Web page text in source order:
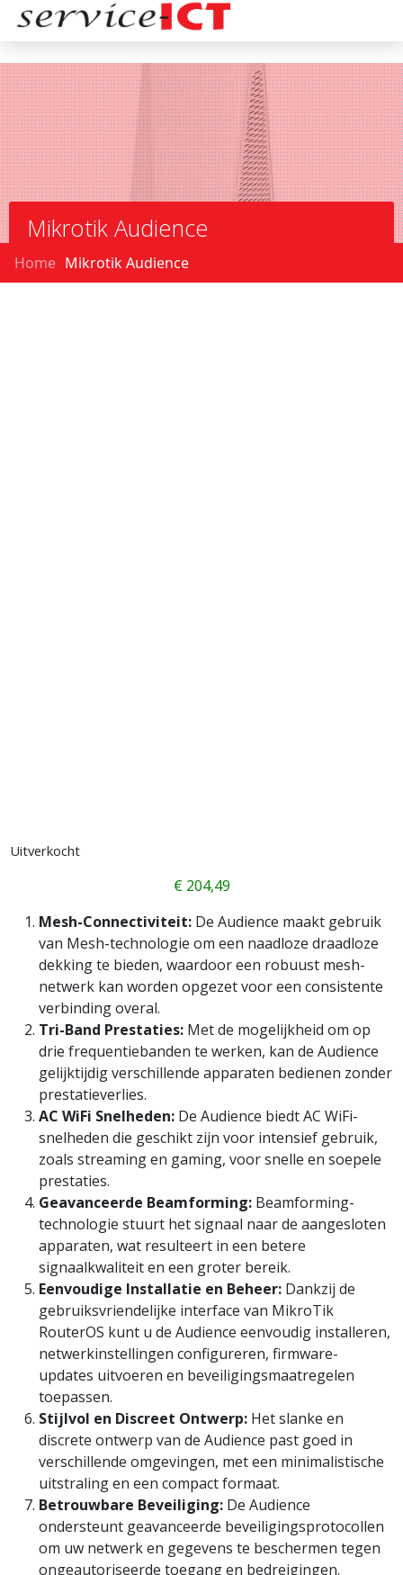
Mikrotik Audience
Home Mikrotik Audience
Uitverkocht
€204,49
Mesh-Connectiviteit: De Audience maakt gebruik
van Mesh-technologie om een naadloze draadloze
dekking te bieden, waardoor een robuust mesh-
netwerk kan worden opgezet voor een consistente
verbinding overal.
Tri-Band Prestaties: Met de mogelijkheid om op
drie frequentiebanden te werken, kan de Audience
gelijktijdig verschillende apparaten bedienen zonder
prestatieverlies.
AC WiFi Snelheden: De Audience biedt AC WiFi-
snelheden die geschikt zijn voor intensief gebruik,
zoals streaming en gaming, voor snelle en soepele
prestaties.
Geavanceerde Beamforming: Beamforming-
technologie stuurt het signaal naar de aangesloten
apparaten, wat resulteert in een betere
signaalkwaliteit en een groter bereik.
Eenvoudige Installatie en Beheer: Dankzij de
gebruiksvriendelijke interface van MikroTik
RouterOS kunt u de Audience eenvoudig installeren,
netwerkinstellingen configureren, firmware-
updates uitvoeren en beveiligingsmaatregelen
toepassen.
Stijlvol en Discreet Ontwerp: Het slanke en
discrete ontwerp van de Audience past goed in
verschillende omgevingen, met een minimalistische
uitstraling en een compact formaat.
Betrouwbare Beveiliging: De Audience
ondersteunt geavanceerde beveiligingsprotocollen
om uw netwerk en gegevens te beschermen tegen
ongeautoriseerde toegang en bedreigingen.